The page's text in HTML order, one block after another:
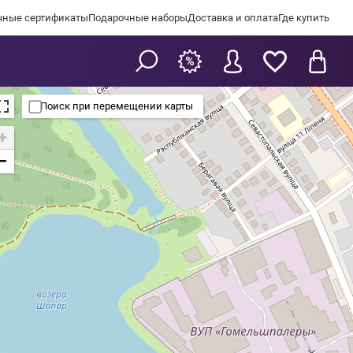
сертификатыПодарочные наборыДоставка и оплатаГде купить
Поиск при перемещении карты